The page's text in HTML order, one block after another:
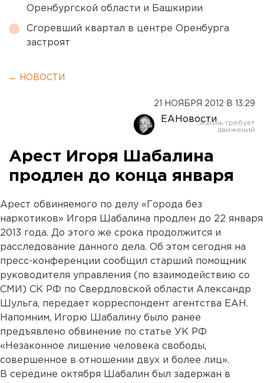
Оренбургской области и Башкирии
Сгоревший квартал в центре Оренбурга
застроят
← НОВОСТИ
21 НОЯБРЯ 2012 В 13:29
ЕАНовости
Арест Игоря Шабалина
продлен до конца января
Арест обвиняемого по делу «Города без
наркотиков» Игоря Шабалина продлен до 22 января
2013 года. До этого же срока продолжится и
расследование данного дела. Об этом сегодня на
пресс-конференции сообщил старший помощник
руководителя управления (по взаимодействию со
СМИ) СК РФ по Свердловской области Александр
Шульга, передает корреспондент агентства ЕАН.
Напомним, Игорю Шабалину было ранее
предъявлено обвинение по статье УК РФ
«Незаконное лишение человека свободы,
совершенное в отношении двух и более лиц».
В середине октября Шабалин был задержан в